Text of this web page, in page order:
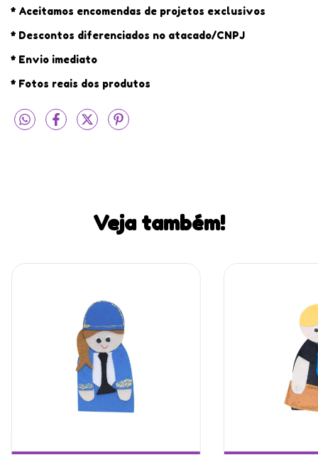
* Aceitamos encomendas de projetos exclusivos
* Descontos diferenciados no atacado/CNPJ
* Envio imediato
* Fotos reais dos produtos
Veja também!